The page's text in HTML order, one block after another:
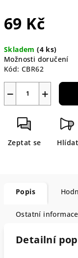
69 Kč
cena:
Skladem(4 ks)
Možnosti doručení
Kód: CBR62
+
−
Zeptat se Hlídat
Popis
Ostatní informace
Detailní